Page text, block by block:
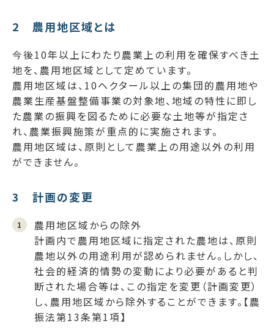
2 農用地区域とは
今後10年以上にわたり農業上の利用を確保すべき土
地を、農用地区域として定めています。
農用地区域は、10ヘクタール以上の集団的農用地や
農業生産基盤整備事業の対象地、地域の特性に即し
た農業の振興を図るために必要な土地等が指定さ
れ、農業振興施策が重点的に実施されます。
農用地区域は、原則として農業上の用途以外の利用
ができません。
3 計画の変更
農用地区域からの除外
計画内で農用地区域に指定された農地は、原則
農地以外の用途利用が認められません。しかし、
社会的経済的情勢の変動により必要があると判
断された場合等は、この指定を変更（計画変更）
し、農用地区域から除外することができます。【農
振法第13条第1項】